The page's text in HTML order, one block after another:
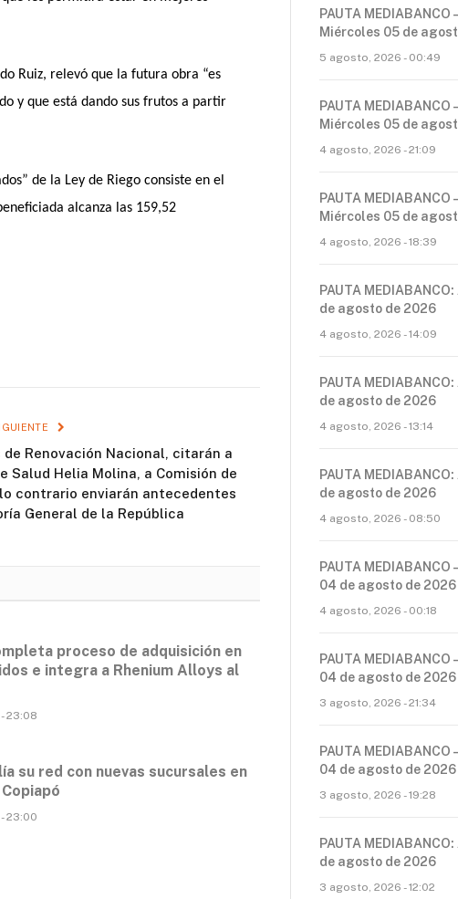
Ruiz, relevó que la futura obra “es
y que está dando sus frutos a partir
de la Ley de Riego consiste en el
alcanza las 159,52
de Renovación Nacional, citarán a
Salud Helia Molina, a Comisión de
contrario enviarán antecedentes
General de la República
proceso de adquisición en
e integra a Rhenium Alloys al
23:08
su red con nuevas sucursales en
23:00
PAUTA MEDIABANCO
Miércoles 05 de
5 agosto, 2026 - 00:49
PAUTA MEDIABANCO
Miércoles 05 de
4 agosto, 2026 - 21:09
PAUTA MEDIABANCO
Miércoles 05 de
4 agosto, 2026 - 18:39
PAUTA
de agosto de 2026
4 agosto, 2026 - 14:09
PAUTA
de agosto de 2026
4 agosto, 2026 - 13:14
PAUTA
de agosto de 2026
4 agosto, 2026 - 08:50
PAUTA MEDIABANCO
04 de agosto de 2026
4 agosto, 2026 - 00:18
PAUTA MEDIABANCO
04 de agosto de 2026
3 agosto, 2026 - 21:34
PAUTA MEDIABANCO
04 de agosto de 2026
3 agosto, 2026 - 19:28
PAUTA
de agosto de 2026
3 agosto, 2026 - 12:02